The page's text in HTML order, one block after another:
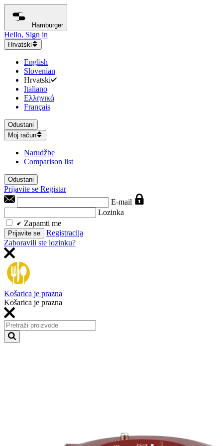
Hamburger
Hello, Sign in
Hrvatski
English
Slovenian
Hrvatski
Italiano
Ελληνικά
Français
Odustani
Moj račun
Narudžbe
Comparison list
Odustani
Prijavite se Registar
E-mail
Lozinka
Zapamti me
Prijavite se
Registracija
Zaboravili ste lozinku?
Košarica je prazna
Košarica je prazna